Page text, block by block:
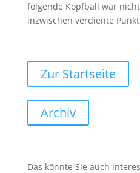
folgende Kopfball war
inzwischen verdiente
Zur Startseite
Archiv
Das könnte Sie auch